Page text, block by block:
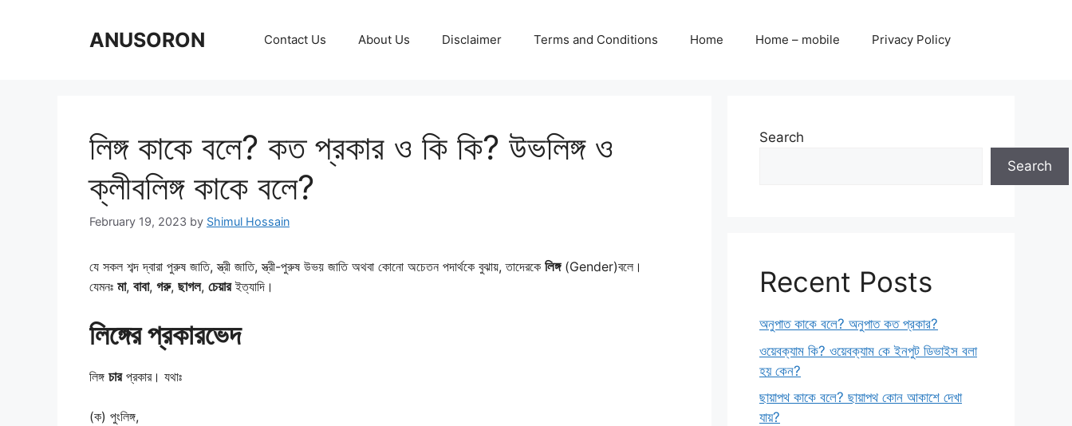
ANUSORON Contact Us About Us Disclaimer Terms and Conditions Home Home – mobile Privacy Policy
লিঙ্গ কাকে বলে? কত প্রকার ও কি কি? উভলিঙ্গ ও
ক্লীবলিঙ্গ কাকে বলে?
February 19, 2023 by Shimul Hossain
যে সকল শব্দ দ্বারা পুরুষ জাতি, স্ত্রী জাতি, স্ত্রী-পুরুষ উভয় জাতি অথবা কোনো অচেতন পদার্থকে বুঝায়, তাদেরকে লিঙ্গ(Gender)বলে।
যেমনঃ মা, বাবা, গরু, ছাগল, চেয়ারইত্যাদি।
লিঙ্গের প্রকারভেদ
লিঙ্গ চারপ্রকার। যথাঃ
(ক) পুংলিঙ্গ,
Search
Search
Recent Posts
অনুপাত কাকে বলে? অনুপাত কত প্রকার?
ওয়েবক্যাম কি? ওয়েবক্যাম কে ইনপুট ডিভাইস বলা
হয় কেন?
ছায়াপথ কাকে বলে? ছায়াপথ কোন আকাশে দেখা
যায়?